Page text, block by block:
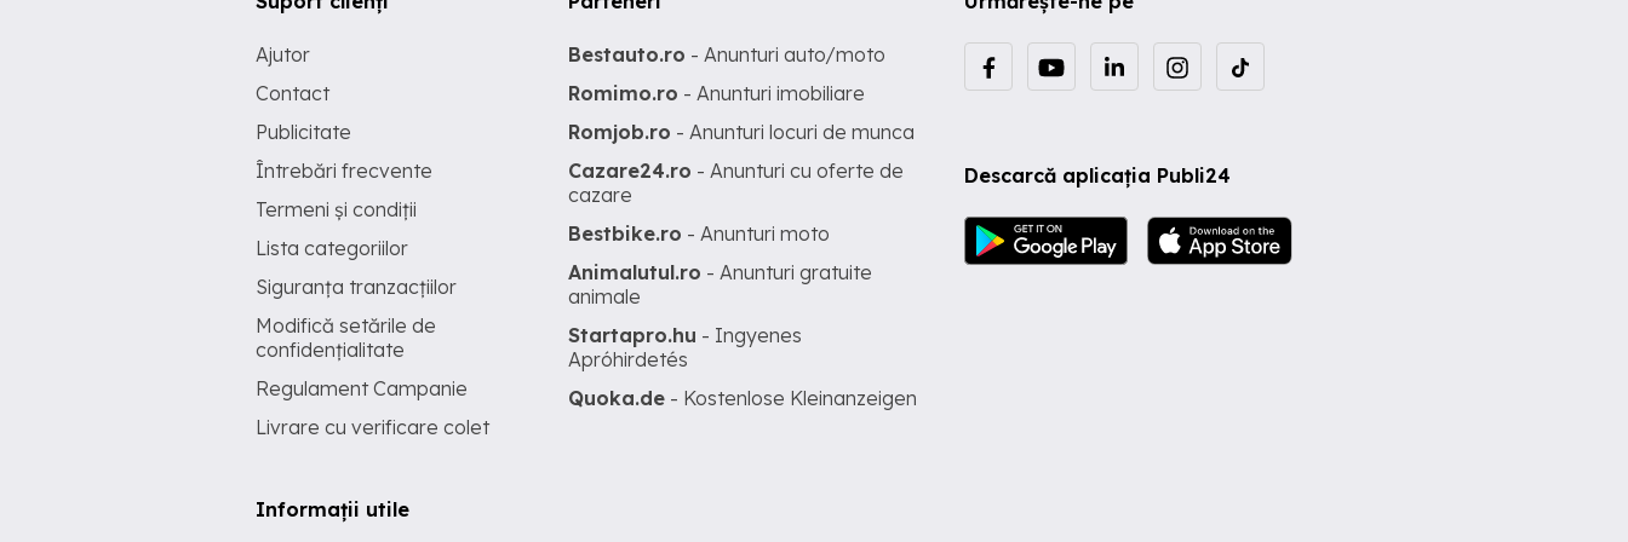
Descarcă aplicația Publi24
Ajutor
Contact
Publicitate
Întrebări frecvente
Termeni și condiții
Lista categoriilor
Siguranța tranzacțiilor
Modifică setările de
confidențialitate
Regulament Campanie
Livrare cu verificare colet
Informații utile
Bestauto.ro - Anunturi auto/moto
Romimo.ro - Anunturi imobiliare
Romjob.ro - Anunturi locuri de munca
Cazare24.ro - Anunturi cu oferte de
cazare
Bestbike.ro - Anunturi moto
Animalutul.ro - Anunturi gratuite
animale
Startapro.hu - Ingyenes
Apróhirdetés
Quoka.de - Kostenlose Kleinanzeigen